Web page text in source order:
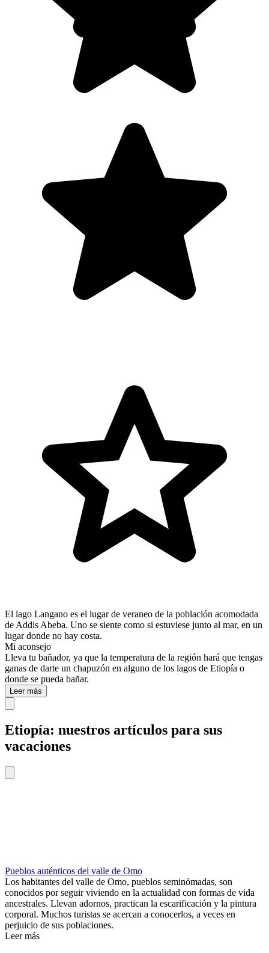
El lago Langano es el lugar de veraneo de la población acomodada
de Addis Abeba. Uno se siente como si estuviese junto al mar, en un
lugar donde no hay costa.
Mi aconsejo
Lleva tu bañador, ya que la temperatura de la región hará que tengas
ganas de darte un chapuzón en alguno de los lagos de Etiopía o
donde se pueda bañar.
Leer más
Etiopía: nuestros artículos para sus
vacaciones
Pueblos auténticos del valle de Omo
Los habitantes del valle de Omo, pueblos seminómadas, son
conocidos por seguir viviendo en la actualidad con formas de vida
ancestrales. Llevan adornos, practican la escarificación y la pintura
corporal. Muchos turistas se acercan a conocerlos, a veces en
perjuicio de sus poblaciones.
Leer más